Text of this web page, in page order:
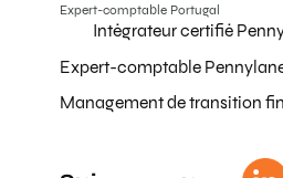
Expert-comptable Portugal
Intégrateur certifié
Expert-comptable
Management de transition